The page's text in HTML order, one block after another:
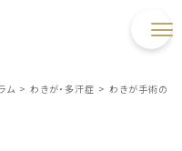
ム > わきが・多汗症 > わきが手術の傷